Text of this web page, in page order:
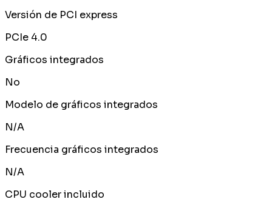
Versión de PCI express
PCIe 4.0
Gráficos integrados
No
Modelo de gráficos integrados
N/A
Frecuencia gráficos integrados
N/A
CPU cooler incluido